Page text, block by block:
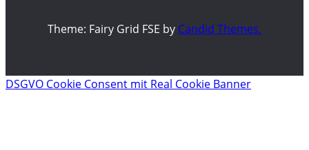
Theme: Fairy Grid FSE by Candid Themes.
DSGVO Cookie Consent mit Real Cookie Banner